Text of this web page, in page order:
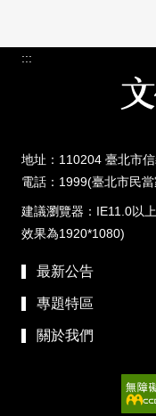
:::
地址：110204 臺北市
電話：1999(臺北市民
建議瀏覽器：IE11.0以
效果為1920*1080)
最新公告
專題特區
關於我們